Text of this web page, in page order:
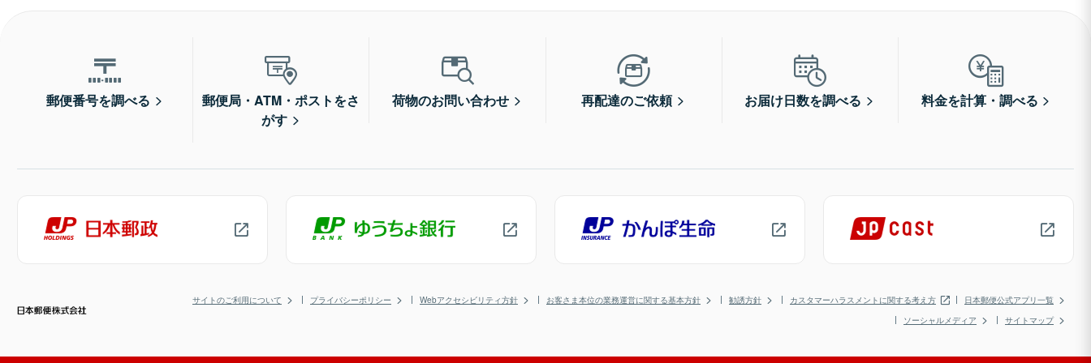
郵便番号を調べる
郵便局・ATM・ポストをさ
がす
荷物のお問い合わせ 再配達のご依頼 お届け日数を調べる 料金を計算・調べる
サイトのご利用について プライバシーポリシー Webアクセシビリティ方針 お客さま本位の業務運営に関する基本方針 勧誘方針 カスタマーハラスメントに関する考え方
日本郵便公式アプリ一覧
ソーシャルメディア
サイトマップ